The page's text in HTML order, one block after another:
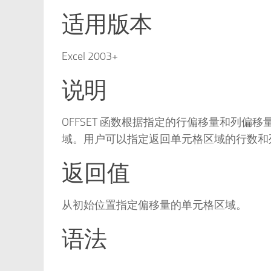
适用版本
Excel 2003+
说明
OFFSET 函数根据指定的行偏移量和列偏
域。用户可以指定返回单元格区域的行数
返回值
从初始位置指定偏移量的单元格区域。
语法